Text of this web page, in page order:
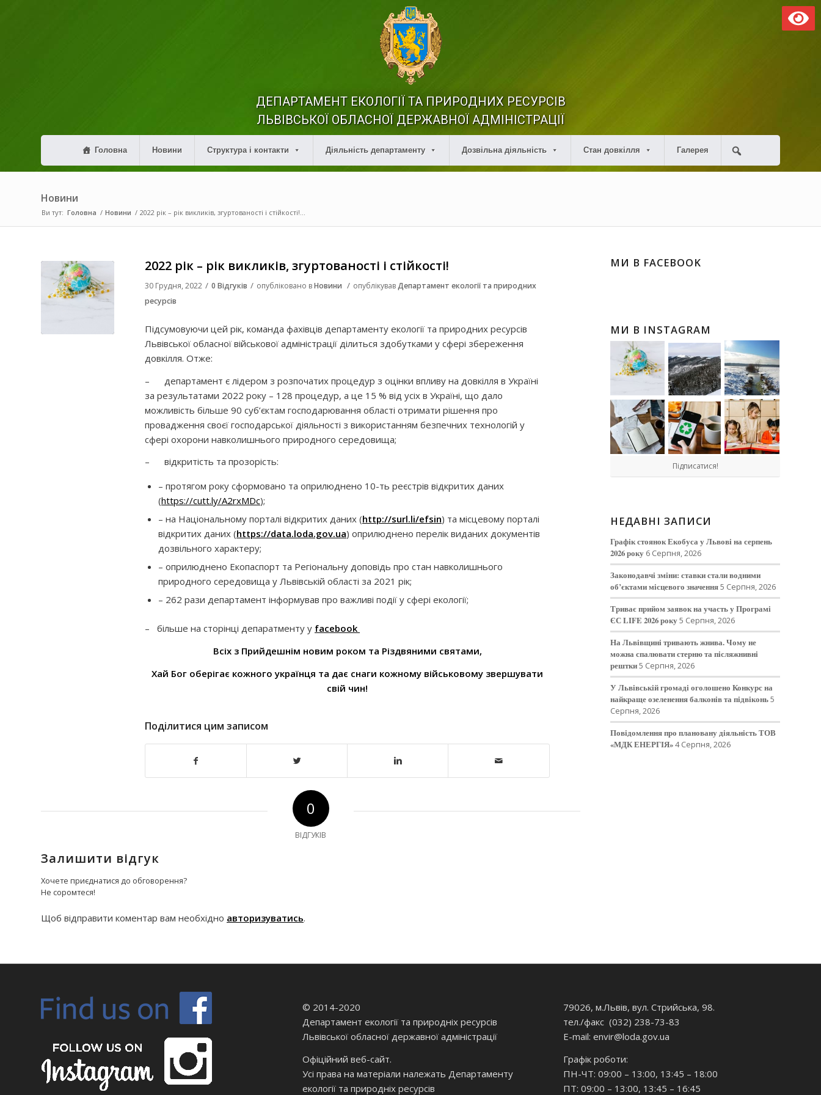
ДЕПАРТАМЕНТ ЕКОЛОГІЇ ТА ПРИРОДНИХ РЕСУРСІВ
ЛЬВІВСЬКОЇ ОБЛАСНОЇ ДЕРЖАВНОЇ АДМІНІСТРАЦІЇ
Головна Новини Структура і контакти Діяльність департаменту Дозвільна діяльність Стан довкілля Галерея
Новини
Ви тут: Головна / Новини / 2022 рік – рік викликів, згуртованості і стійкості!...
2022 рік – рік викликів, згуртованості і стійкості!
30 Грудня, 2022 / 0 Відгуків / опубліковано вНовини / опублікувавДепартамент екології та природних
ресурсів
Підсумовуючи цей рік, команда фахівців департаменту екології та природних ресурсів
Львівської обласної військової адміністрації ділиться здобутками у сфері збереження
довкілля. Отже:
– департамент є лідером з розпочатих процедур з оцінки впливу на довкілля в Україні
за результатами 2022 року – 128 процедур, а це 15 % від усіх в Україні, що дало
можливість більше 90 суб’єктам господарювання області отримати рішення про
провадження своєї господарської діяльності з використанням безпечних технологій у
сфері охорони навколишнього природного середовища;
–
відкритість та прозорість:
– протягом року сформовано та оприлюднено 10-ть реєстрів відкритих даних
(https://cutt.ly/A2rxMDc);
– на Національному порталі відкритих даних (http://surl.li/efsin) та місцевому порталі
відкритих даних (https://data.loda.gov.ua) оприлюднено перелік виданих документів
дозвільного характеру;
– оприлюднено Екопаспорт та Регіональну доповідь про стан навколишнього
природного середовища у Львівській області за 2021 рік;
– 262 рази департамент інформував про важливі події у сфері екології;
– більше на сторінці депаратменту у facebook
Всіх з Прийдешнім новим роком та Різдвяними святами,
Хай Бог оберігає кожного українця та дає снаги кожному військовому звершувати
свій чин!
Поділитися цим записом
0
ВІДГУКІВ
Залишити відгук
Хочете приєднатися до обговорення?
Не соромтеся!
Щоб відправити коментар вам необхідно авторизуватись.
МИ В FACEBOOK
МИ В INSTAGRAM
Підписатися!
НЕДАВНІ ЗАПИСИ
Графік стоянок Екобуса у Львові на серпень
2026 року 6 Серпня, 2026
Законодавчі зміни: ставки стали водними
об’єктами місцевого значення5 Серпня, 2026
Триває прийом заявок на участь у Програмі
ЄС LIFE 2026 року5 Серпня, 2026
На Львівщині тривають жнива. Чому не
можна спалювати стерню та післяжнивні
рештки5 Серпня, 2026
У Львівській громаді оголошено Конкурс на
найкраще озеленення балконів та підвіконь5
Серпня, 2026
Повідомлення про плановану діяльність ТОВ
«МДК ЕНЕРГІЯ»4 Серпня, 2026
© 2014-2020
Департамент екології та природніх ресурсів
Львівської обласної державної адміністрації
Офіційний веб-сайт.
Усі права на матеріали належать Департаменту
екології та природніх ресурсів
79026, м.Львів, вул. Стрийська, 98.
тел./факс (032) 238-73-83
E-mail: envir@loda.gov.ua
Графік роботи:
ПН-ЧТ: 09:00 – 13:00, 13:45 – 18:00
ПТ: 09:00 – 13:00, 13:45 – 16:45